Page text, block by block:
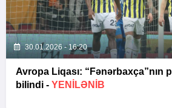
30.01.2026 - 16:20
Avropa Liqası: “Fənərbaxça”nın
bilindi - YENİLƏNİB